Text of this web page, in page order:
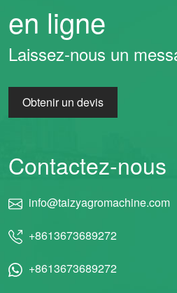
en ligne
Laissez-nous un
Obtenir un devis
Contactez-nous
info@taizyagromachine.com
+8613673689272
+8613673689272